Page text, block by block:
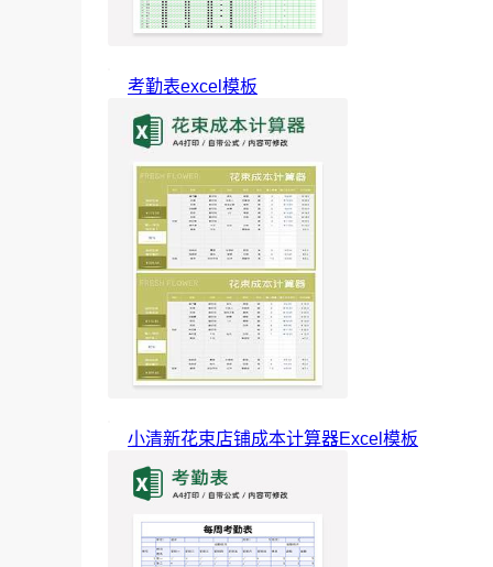
考勤表excel模板
小清新花束店铺成本计算器Excel模板